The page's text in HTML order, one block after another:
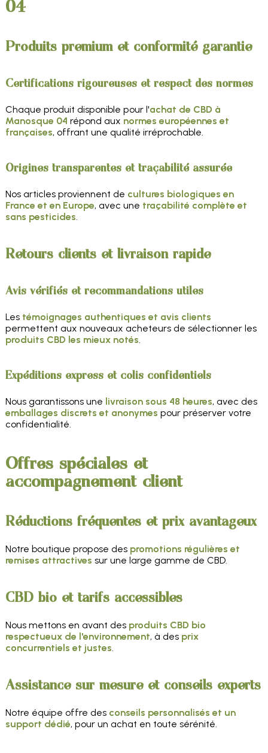
04
Produits premium et conformité garantie
Certifications rigoureuses et respect des normes
Chaque produit disponible pour l'achat de CBD à
Manosque 04 répond aux normes européennes et
françaises, offrant une qualité irréprochable.
Origines transparentes et traçabilité assurée
Nos articles proviennent de cultures biologiques en
France et en Europe, avec une traçabilité complète et
sans pesticides.
Retours clients et livraison rapide
Avis vérifiés et recommandations utiles
Les témoignages authentiques et avis clients
permettent aux nouveaux acheteurs de sélectionner les
produits CBD les mieux notés.
Expéditions express et colis confidentiels
Nous garantissons une livraison sous 48 heures, avec des
emballages discrets et anonymes pour préserver votre
confidentialité.
Offres spéciales et
accompagnement client
Réductions fréquentes et prix avantageux
Notre boutique propose des promotions régulières et
remises attractives sur une large gamme de CBD.
CBD bio et tarifs accessibles
Nous mettons en avant des produits CBD bio
respectueux de l'environnement, à des prix
concurrentiels et justes.
Assistance sur mesure et conseils experts
Notre équipe offre des conseils personnalisés et un
support dédié, pour un achat en toute sérénité.